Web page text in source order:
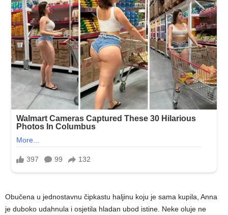
Obučena u jednostavnu čipkastu haljinu koju je sama kupila, Anna
je duboko udahnula i osjetila hladan ubod istine. Neke oluje ne